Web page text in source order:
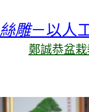
絲雕－以人
鄭誠恭盆